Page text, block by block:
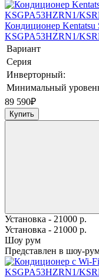
Кондиционер Kentatsu
KSGPA53HZRN1/
Вариант
Серия
Инверторный:
Минимальный
89 590₽
Купить
Установка - 21000 р.
Установка - 21000 р.
Шоу рум
Представлен в шоу-